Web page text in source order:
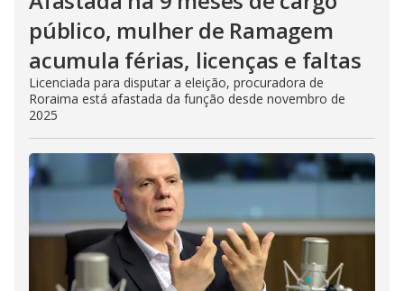
público, mulher de Ramagem
acumula férias, licenças e faltas
Licenciada para disputar a eleição, procuradora de
Roraima está afastada da função desde novembro de
2025